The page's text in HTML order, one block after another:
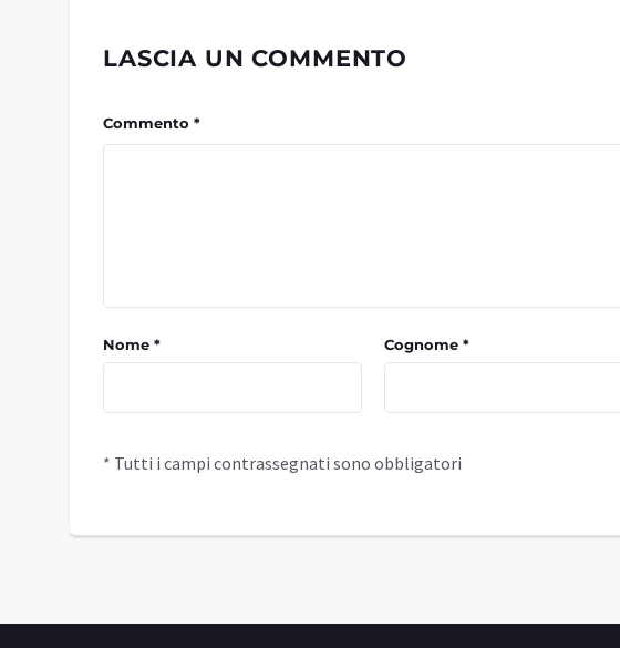
LASCIA UN COMMENTO
Commento *
Nome * Cognome *
* Tutti i campi contrassegnati sono obbligatori